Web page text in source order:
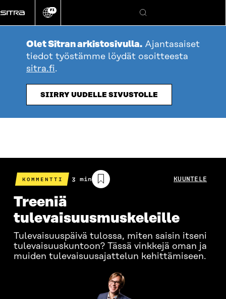
suoraan
sisältöön
Vaihda
kieli
FI
Hae
Olet Sitran arkistosivulla. Ajantasaiset
tiedot työstämme löydät osoitteesta
sitra.fi.
SIIRRY UUDELLE SIVUSTOLLE
KOMMENTTI
Arvioitu
lukuaika
3 min KUUNTELE
Treeniä
tulevaisuusmuskeleille
Tulevaisuuspäivä tulossa, miten saisin itseni
tulevaisuuskuntoon? Tässä vinkkejä oman ja
muiden tulevaisuusajattelun kehittämiseen.